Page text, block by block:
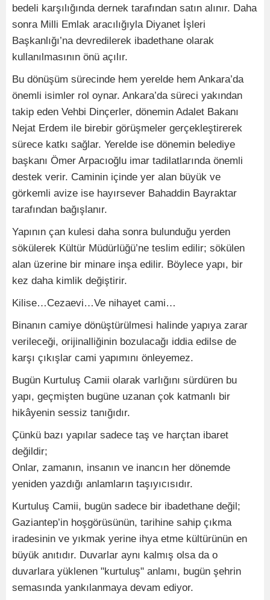
bedeli karşılığında dernek tarafından satın alınır. Daha
sonra Milli Emlak aracılığıyla Diyanet İşleri
Başkanlığı’na devredilerek ibadethane olarak
kullanılmasının önü açılır.
Bu dönüşüm sürecinde hem yerelde hem Ankara’da
önemli isimler rol oynar. Ankara’da süreci yakından
takip eden Vehbi Dinçerler, dönemin Adalet Bakanı
Nejat Erdem ile birebir görüşmeler gerçekleştirerek
sürece katkı sağlar. Yerelde ise dönemin belediye
başkanı Ömer Arpacıoğlu imar tadilatlarında önemli
destek verir. Caminin içinde yer alan büyük ve
görkemli avize ise hayırsever Bahaddin Bayraktar
tarafından bağışlanır.
Yapının çan kulesi daha sonra bulunduğu yerden
sökülerek Kültür Müdürlüğü’ne teslim edilir; sökülen
alan üzerine bir minare inşa edilir. Böylece yapı, bir
kez daha kimlik değiştirir.
Kilise…Cezaevi…Ve nihayet cami…
Binanın camiye dönüştürülmesi halinde yapıya zarar
verileceği, orijinalliğinin bozulacağı iddia edilse de
karşı çıkışlar cami yapımını önleyemez.
Bugün Kurtuluş Camii olarak varlığını sürdüren bu
yapı, geçmişten bugüne uzanan çok katmanlı bir
hikâyenin sessiz tanığıdır.
Çünkü bazı yapılar sadece taş ve harçtan ibaret
değildir;
Onlar, zamanın, insanın ve inancın her dönemde
yeniden yazdığı anlamların taşıyıcısıdır.
Kurtuluş Camii, bugün sadece bir ibadethane değil;
Gaziantep’in hoşgörüsünün, tarihine sahip çıkma
iradesinin ve yıkmak yerine ihya etme kültürünün en
büyük anıtıdır. Duvarlar aynı kalmış olsa da o
duvarlara yüklenen "kurtuluş" anlamı, bugün şehrin
semasında yankılanmaya devam ediyor.